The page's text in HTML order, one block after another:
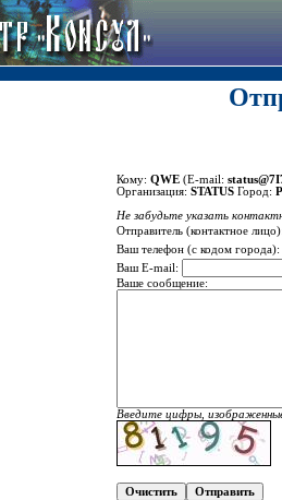
Кому: QWE (E-mail:
Организация: STATUS Город:
Не забудьте указать
Отправитель (контактное
Ваш телефон (с кодом города):
Ваш E-mail:
Ваше сообщение:
Введите цифры,